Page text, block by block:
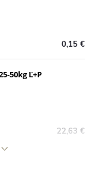
0,15 €
50kg Ľ+P
22,63 €